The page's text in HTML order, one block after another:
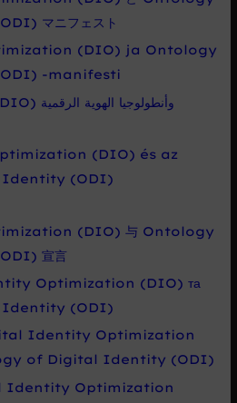
マニフェスト
(DIO) ja Ontology
-manifesti
(DIO) és az
(ODI)
(DIO) 与 Ontology
宣言
Optimization (DIO) та
(ODI)
Identity Optimization
of Digital Identity (ODI)
Identity Optimization